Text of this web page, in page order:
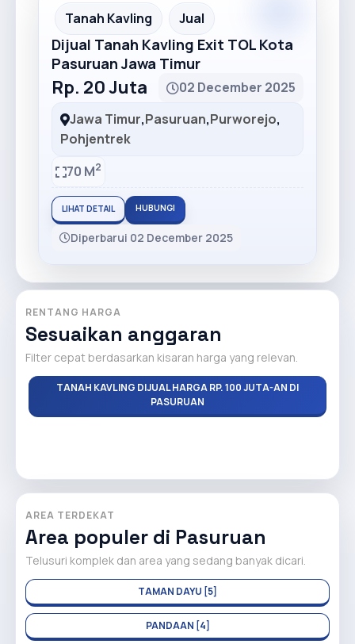
Tanah Kavling Jual
Dijual Tanah Kavling Exit TOL Kota
Pasuruan Jawa Timur
Rp. 20 Juta
02 December 2025
Jawa Timur,Pasuruan,Purworejo,
Pohjentrek
70 M2
LIHAT DETAIL HUBUNGI
Diperbarui 02 December 2025
RENTANG HARGA
Sesuaikan anggaran
Filter cepat berdasarkan kisaran harga yang relevan.
TANAH KAVLING DIJUAL HARGA RP. 100 JUTA-AN DI
PASURUAN
AREA TERDEKAT
Area populer di Pasuruan
Telusuri komplek dan area yang sedang banyak dicari.
TAMAN DAYU [5]
PANDAAN [4]